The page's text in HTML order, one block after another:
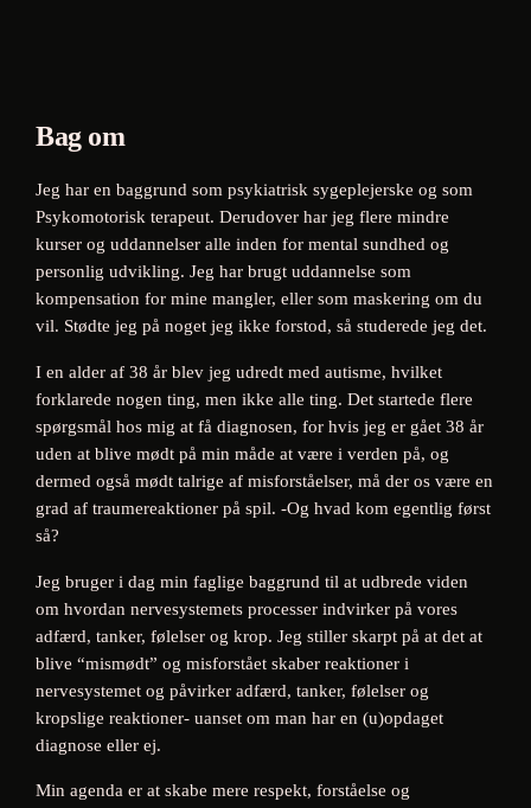
Bag om
Jeg har en baggrund som psykiatrisk sygeplejerske og som
Psykomotorisk terapeut. Derudover har jeg flere mindre
kurser og uddannelser alle inden for mental sundhed og
personlig udvikling. Jeg har brugt uddannelse som
kompensation for mine mangler, eller som maskering om du
vil. Stødte jeg på noget jeg ikke forstod, så studerede jeg det.
I en alder af 38 år blev jeg udredt med autisme, hvilket
forklarede nogen ting, men ikke alle ting. Det startede flere
spørgsmål hos mig at få diagnosen, for hvis jeg er gået 38 år
uden at blive mødt på min måde at være i verden på, og
dermed også mødt talrige af misforståelser, må der os være en
grad af traumereaktioner på spil. -Og hvad kom egentlig først
så?
Jeg bruger i dag min faglige baggrund til at udbrede viden
om hvordan nervesystemets processer indvirker på vores
adfærd, tanker, følelser og krop. Jeg stiller skarpt på at det at
blive “mismødt” og misforstået skaber reaktioner i
nervesystemet og påvirker adfærd, tanker, følelser og
kropslige reaktioner- uanset om man har en (u)opdaget
diagnose eller ej.
Min agenda er at skabe mere respekt, forståelse og